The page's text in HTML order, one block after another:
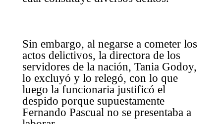
Sin embargo, al negarse a cometer los
actos delictivos, la directora de los
servidores de la nación, Tania Godoy,
lo excluyó y lo relegó, con lo que
luego la funcionaria justificó el
despido porque supuestamente
Fernando Pascual no se presentaba a